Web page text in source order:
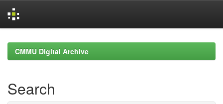
navigationCMMU Digital Archive
Search